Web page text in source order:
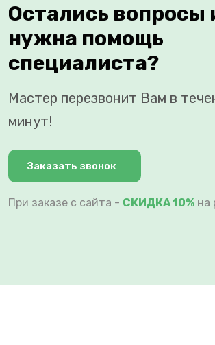
Остались вопросы
нужна помощь
специалиста?
Мастер перезвонит Вам в
минут!
Заказать звонок
При заказе с сайта - СКИДКА 10% на